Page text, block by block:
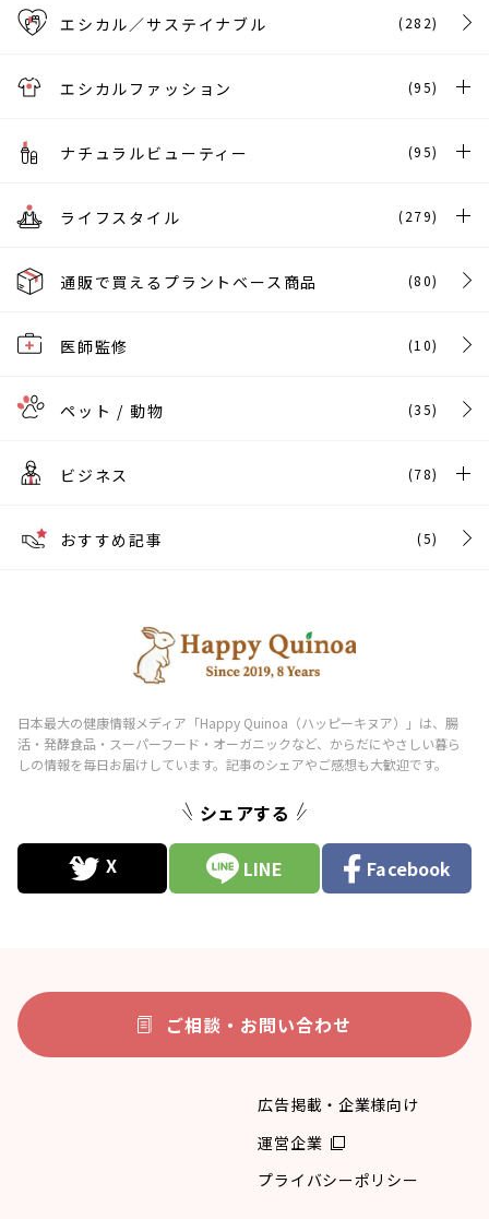
エシカル／サステイナブル (282)
エシカルファッション (95)
ナチュラルビューティー (95)
ライフスタイル (279)
通販で買えるプラントベース商品 (80)
医師監修 (10)
ペット / 動物 (35)
ビジネス (78)
おすすめ記事 (5)
シェアする
LINE Facebook
ご相談・お問い合わせ
広告掲載・企業様向け
運営企業
プライバシーポリシー